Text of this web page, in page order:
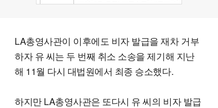
LA총영사관이 이후에도 비자 발급을 재차 거부
하자 유 씨는 두 번째 취소 소송을 제기해 지난
해 11월 다시 대법원에서 최종 승소했다.
하지만 LA총영사관은 또다시 유 씨의 비자 발급